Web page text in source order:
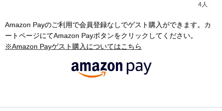
4人
Amazon Payのご利用で会員登録なしでゲスト購入ができます。カ
ートページにてAmazon Payボタンをクリックしてください。
※Amazon Payゲスト購入についてはこちら